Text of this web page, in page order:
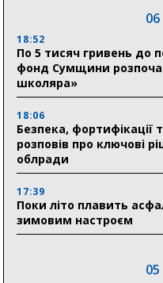
18:52
По 5 тисяч гривень до
фонд Сумщини
школяра»
18:06
Безпека, фортифікації
розповів про ключові
облради
17:39
Поки літо плавить
зимовим настроєм